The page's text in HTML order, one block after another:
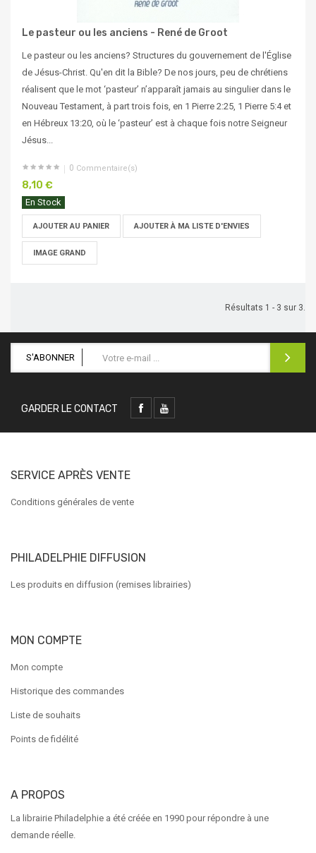
Le pasteur ou les anciens - René de Groot
Le pasteur ou les anciens? Structures du gouvernement de l'Église
de Jésus-Christ. Qu'en dit la Bible? De nos jours, peu de chrétiens
réalisent que le mot ‘pasteur’ n’apparaît jamais au singulier dans le
Nouveau Testament, à part trois fois, en 1 Pierre 2:25, 1 Pierre 5:4 et
en Hébreux 13:20, où le ‘pasteur’ est à chaque fois notre Seigneur
Jésus...
0 Commentaire(s)
8,10 €
En Stock
AJOUTER AU PANIER AJOUTER À MA LISTE D'ENVIES
IMAGE GRAND
Résultats 1 - 3 sur 3.
S'ABONNER
GARDER LE CONTACT
SERVICE APRÈS VENTE
Conditions générales de vente
PHILADELPHIE DIFFUSION
Les produits en diffusion (remises librairies)
MON COMPTE
Mon compte
Historique des commandes
Liste de souhaits
Points de fidélité
A PROPOS
La librairie Philadelphie a été créée en 1990 pour répondre à une
demande réelle.